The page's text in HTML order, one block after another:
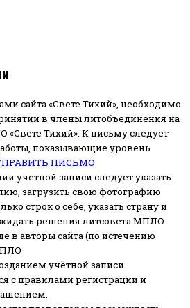
сайта «Свете Тихий», необходимо
в члены литобъединения на
«Свете Тихий». К письму следует
показывающие уровень
ПИСЬМО
учетной записи следует указать
загрузить свою фотографию
строк о себе, указать страну и
решения литсовета МПЛО
в авторы сайта (по истечению
учётной записи
с правилами регистрации и